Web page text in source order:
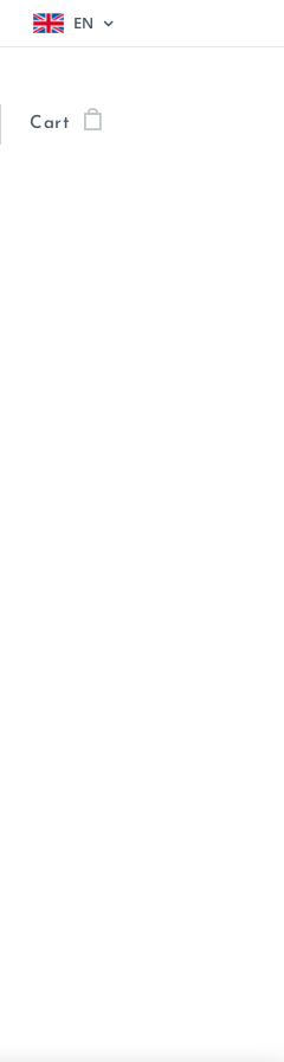
EN
Cart